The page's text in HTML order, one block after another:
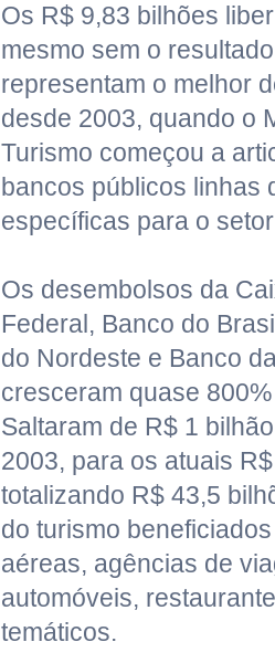
Os R$ 9,83 bilhões
mesmo sem o
representam o melhor
desde 2003, quando o
Turismo começou a
bancos públicos linhas
específicas para o
Os desembolsos da
Federal, Banco do
do Nordeste e Banco
cresceram quase
Saltaram de R$ 1
2003, para os atuais
totalizando R$ 43,5
do turismo
aéreas, agências de
automóveis,
temáticos.